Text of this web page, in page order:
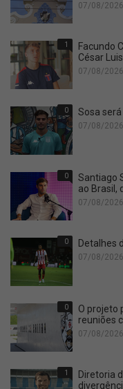
07/08/
1
Facundo
César
07/08/2026
0 Sosa
07/08/2026
0
Santiago
ao Brasil,
07/08/2026
0 Detalhes
07/08/2026
0
O projeto
reuniões
07/08/2026
1
Diretoria